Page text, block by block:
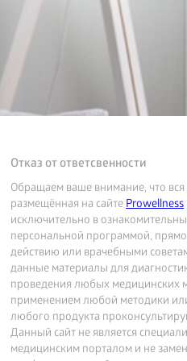
Отказ от ответсвенности
Обращаем ваше внимание, что
размещённая на сайтеProwellness
исключительно в
персональной программой,
действию или врачебными
данные материалы для
проведения любых медицинских
применением любой методики
любого продукта
Данный сайт не является
медицинским порталом и не